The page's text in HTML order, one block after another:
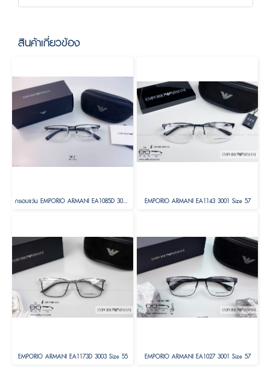
สินค้าเกี่ยวข้อง
กรอบแว่น EMPORIO ARMANI EA1085D 3001 54 EMPORIO ARMANI EA1143 3001 Size 57
EMPORIO ARMANI EA1173D 3003 Size 55 EMPORIO ARMANI EA1027 3001 Size 57